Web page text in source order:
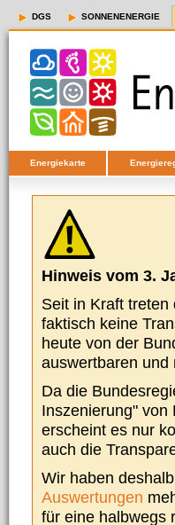
DGS SONNENENERGIE
Energiekarte
Hinweis vom 3.
Seit in Kraft treten
faktisch keine
heute von der
auswertbaren und
Da die
Inszenierung"
erscheint es nur
auch die
Wir haben
Auswertungen
für eine halbwegs